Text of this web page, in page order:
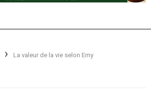
La valeur de la vie selon Emy